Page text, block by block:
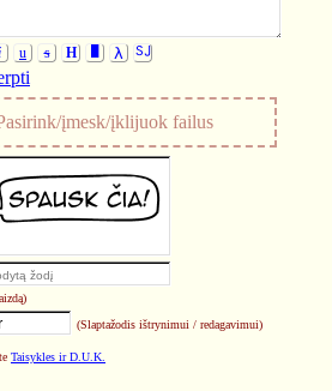
u s H λ SJ
įmesk/įklijuok failus
(Slaptažodis ištrynimui / redagavimui)
Taisykles ir D.U.K.